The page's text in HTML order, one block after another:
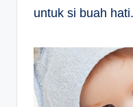
untuk si buah hati.